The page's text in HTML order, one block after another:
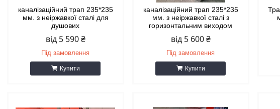
каналізаційний трап 235*235
мм. з неіржавкої сталі для
душових
від 5 590 ₴
Під замовлення
Купити
каналізаційний трап 235*235
мм. з неіржавкої сталі з
горизонтальним виходом
від 5 600 ₴
Під замовлення
Купити